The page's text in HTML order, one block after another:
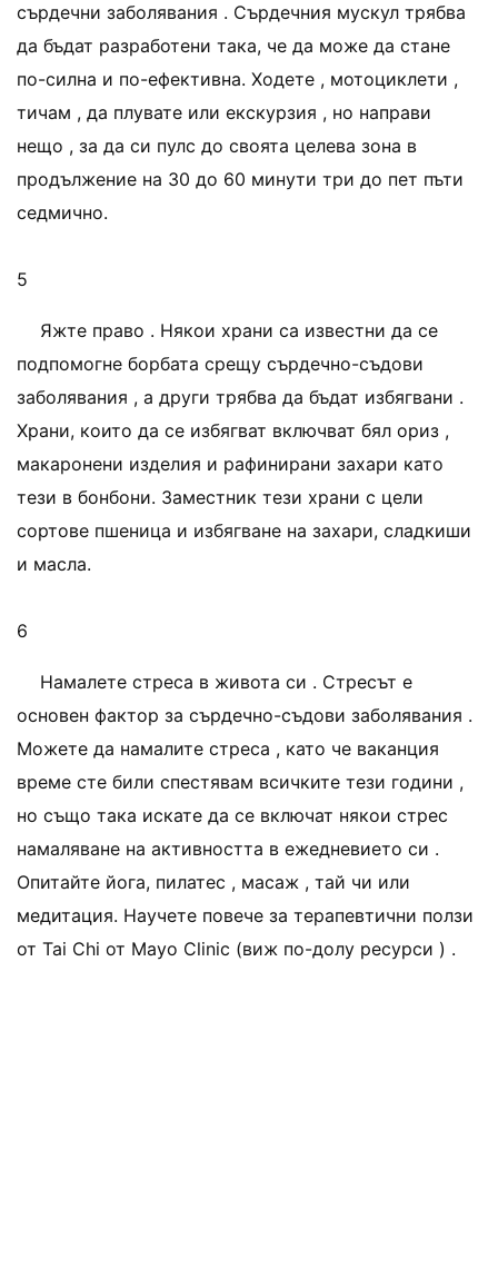
сърдечни заболявания . Сърдечния мускул трябва
да бъдат разработени така, че да може да стане
по-силна и по-ефективна. Ходете , мотоциклети ,
тичам , да плувате или екскурзия , но направи
нещо , за да си пулс до своята целева зона в
продължение на 30 до 60 минути три до пет пъти
седмично.
5
Яжте право . Някои храни са известни да се
подпомогне борбата срещу сърдечно-съдови
заболявания , а други трябва да бъдат избягвани .
Храни, които да се избягват включват бял ориз ,
макаронени изделия и рафинирани захари като
тези в бонбони. Заместник тези храни с цели
сортове пшеница и избягване на захари, сладкиши
и масла.
6
Намалете стреса в живота си . Стресът е
основен фактор за сърдечно-съдови заболявания .
Можете да намалите стреса , като че ваканция
време сте били спестявам всичките тези години ,
но също така искате да се включат някои стрес
намаляване на активността в ежедневието си .
Опитайте йога, пилатес , масаж , тай чи или
медитация. Научете повече за терапевтични ползи
от Tai Chi от Mayo Clinic (виж по-долу ресурси ) .